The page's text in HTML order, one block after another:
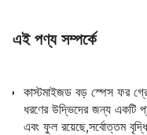
এই পণ্য সম্পর্কে
কাস্টমাইজড বড় স্পেস ফর
ধরণের উদ্ভিদের জন্য একটি
এবং ফুল রয়েছে,সর্বোত্তম বৃদ্ধি